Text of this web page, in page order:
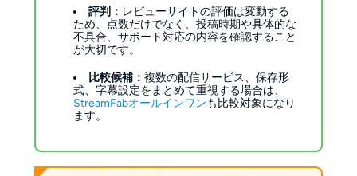
評判： レビューサイトの評価は変動する
ため、点数だけでなく、投稿時期や具体的な
不具合、サポート対応の内容を確認すること
が大切です。
比較候補：複数の配信サービス、保存形
式、字幕設定をまとめて重視する場合は、
StreamFabオールインワンも比較対象になり
ます。